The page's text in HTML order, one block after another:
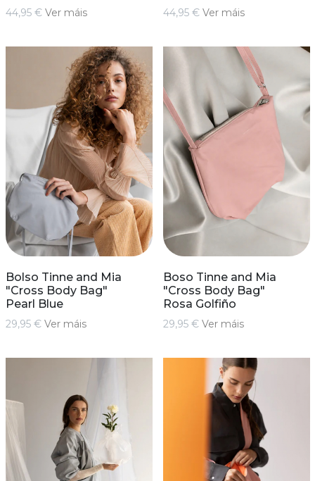
44,95 € Ver máis 44,95 € Ver máis
Bolso Tinne and Mia
"Cross Body Bag"
Pearl Blue
29,95 € Ver máis
Boso Tinne and Mia
"Cross Body Bag"
Rosa Golfiño
29,95 € Ver máis